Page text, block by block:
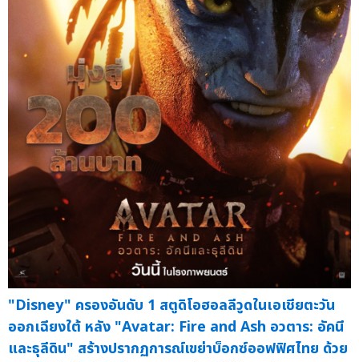
"Disney" ครองอันดับ 1 สตูดิโอฮอลลีวูดในเอเชียตะวัน
ออกเฉียงใต้ หลัง "Avatar: Fire and Ash อวตาร: อัคนี
และธุลีดิน" สร้างปรากฏการณ์เขย่าบ็อกซ์ออฟฟิศไทย ด้วย